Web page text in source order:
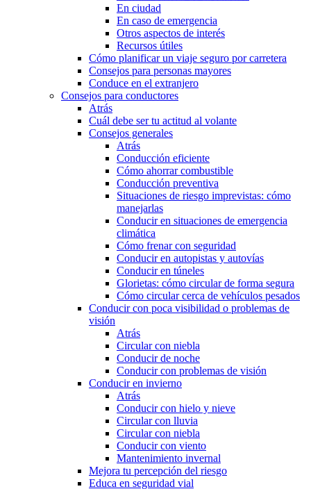
En ciudad
En caso de emergencia
Otros aspectos de interés
Recursos útiles
Cómo planificar un viaje seguro por carretera
Consejos para personas mayores
Conduce en el extranjero
Consejos para conductores
Atrás
Cuál debe ser tu actitud al volante
Consejos generales
Atrás
Conducción eficiente
Cómo ahorrar combustible
Conducción preventiva
Situaciones de riesgo imprevistas: cómo
manejarlas
Conducir en situaciones de emergencia
climática
Cómo frenar con seguridad
Conducir en autopistas y autovías
Conducir en túneles
Glorietas: cómo circular de forma segura
Cómo circular cerca de vehículos pesados
Conducir con poca visibilidad o problemas de
visión
Atrás
Circular con niebla
Conducir de noche
Conducir con problemas de visión
Conducir en invierno
Atrás
Conducir con hielo y nieve
Circular con lluvia
Circular con niebla
Conducir con viento
Mantenimiento invernal
Mejora tu percepción del riesgo
Educa en seguridad vial